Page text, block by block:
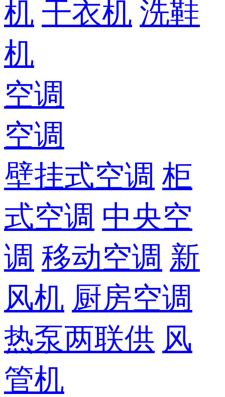
机 干衣机 洗鞋
机
空调
空调
壁挂式空调 柜
式空调 中央空
调 移动空调 新
风机 厨房空调
热泵两联供 风
管机